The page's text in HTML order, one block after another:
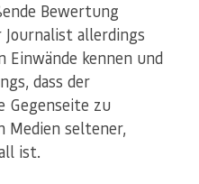
Bewertung
Journalist allerdings
Einwände kennen und
dass der
Gegenseite zu
Medien seltener,
ist.